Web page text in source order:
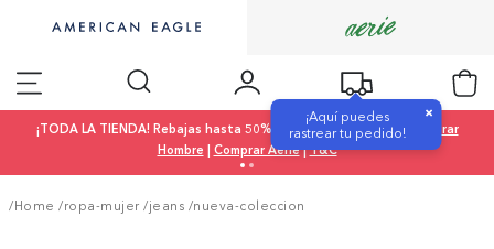
¡Aquí puedes
rastrear tu pedido!
×
¡TODA LA TIENDA! Rebajas hasta 50% OFF |Comprar Mujer|
Comprar
Hombre | Comprar Aerie|T&C
/Home /ropa-mujer /jeans /nueva-coleccion